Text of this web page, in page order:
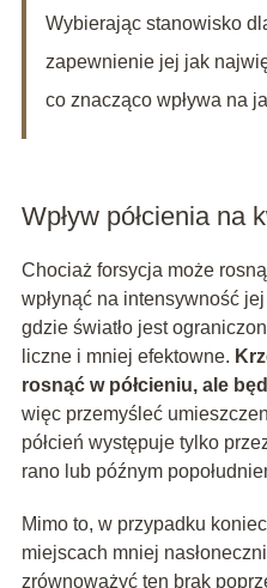
Wybierając stanowisko
zapewnienie jej jak
co znacząco wpływa na
Wpływ półcienia na
Chociaż forsycja może
wpłynąć na intensywność
gdzie światło jest
liczne i mniej efektowne.
rosnąć w półcieniu, ale
więc przemyśleć
półcień występuje tylko
rano lub późnym
Mimo to, w przypadku
miejscach mniej
zrównoważyć ten brak